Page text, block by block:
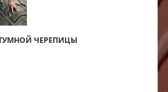
ЧЕРЕПИЦЫ